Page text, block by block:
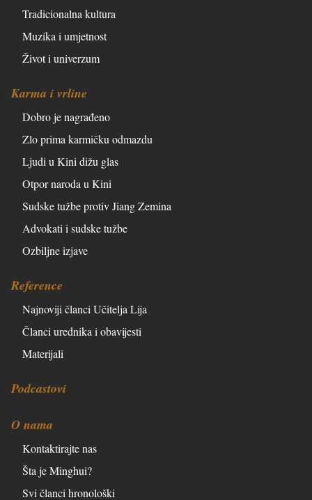
Tradicionalna kultura
Muzika i umjetnost
Život i univerzum
Karma i vrline
Dobro je nagrađeno
Zlo prima karmičku odmazdu
Ljudi u Kini dižu glas
Otpor naroda u Kini
Sudske tužbe protiv Jiang Zemina
Advokati i sudske tužbe
Ozbiljne izjave
Reference
Najnoviji članci Učitelja Lija
Članci urednika i obavijesti
Materijali
Podcastovi
O nama
Kontaktirajte nas
Šta je Minghui?
Svi članci hronološki